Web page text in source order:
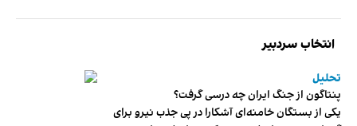
انتخاب سردبیر
تحلیل
پنتاگون از جنگ ایران چه درسی گرفت؟
یکی از بستگان خامنه‌ای آشکارا در پی جذب نیرو برای